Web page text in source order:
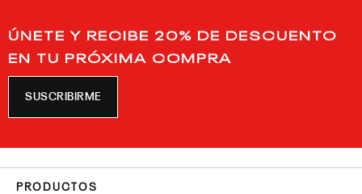
ÚNETE Y RECIBE 20% DE DESCUENTO
EN TU PRÓXIMA COMPRA
SUSCRIBIRME
PRODUCTOS